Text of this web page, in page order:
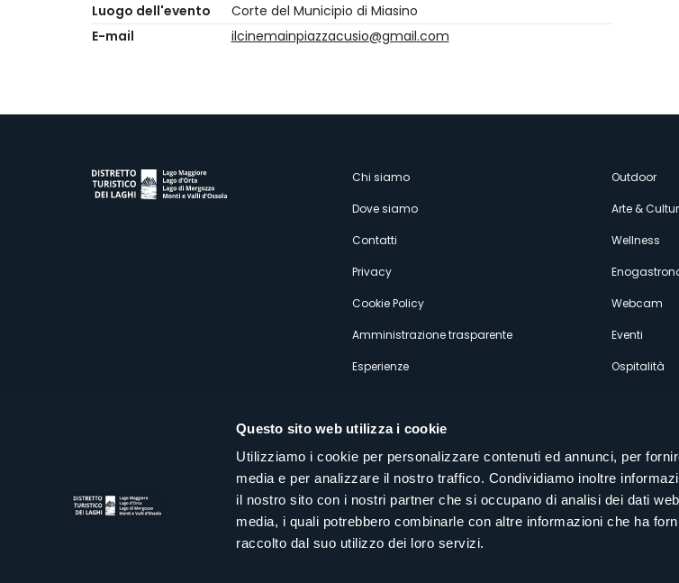
Questo sito web utilizza i cookie
Utilizziamo i cookie per personalizzare contenuti ed annunci, per
media e per analizzare il nostro traffico. Condividiamo inoltre
il nostro sito con i nostri partner che si occupano di analisi dei dati
media, i quali potrebbero combinarle con altre informazioni che ha
raccolto dal suo utilizzo dei loro servizi.
Luogo dell'evento
Corte del Municipio di Miasino
E-mail
ilcinemainpiazzacusio@gmail.com
Menù
secondario
Chi siamo
Dove siamo
Contatti
Privacy
Cookie Policy
Amministrazione trasparente
Esperienze
Outdoor
Arte &
Wellness
Webcam
Eventi
Ospitalità
Distretto Turistico dei Laghi Scrl
Sede legale e operativa: Corso Italia 26 - 28838 Stresa VB - Italy
infoturismo@distrettolaghi.itedistrettolaghi@legalmail.it
Seguici sui